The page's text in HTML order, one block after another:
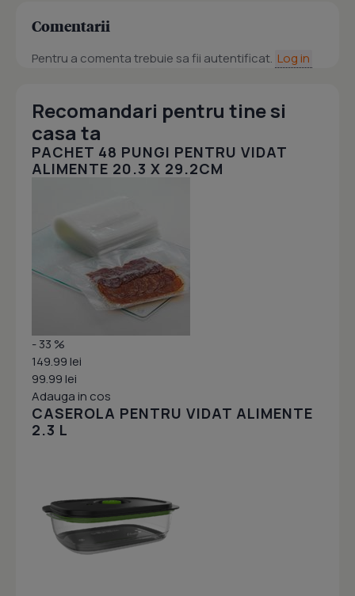
Comentarii
Pentru a comenta trebuie sa fii autentificat. Log in
Recomandari pentru tine si
casa ta
PACHET 48 PUNGI PENTRU VIDAT
ALIMENTE 20.3 X 29.2CM
- 33 %
149.99 lei
99.99 lei
Adauga in cos
CASEROLA PENTRU VIDAT ALIMENTE
2.3 L